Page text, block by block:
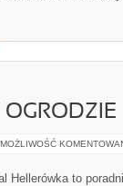
OGRODZIE
MOŻLIWOŚĆ
Hellerówka to